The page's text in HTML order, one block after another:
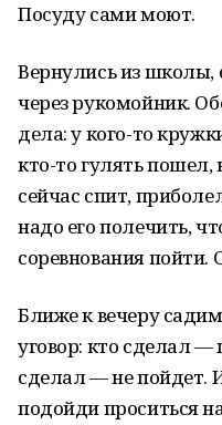
Посуду сами моют.
Вернулись из
через рукомойник.
дела: у кого-то
кто-то гулять пошел,
сейчас спит,
надо его полечить,
соревнования пойти.
Ближе к вечеру
уговор: кто сделал —
сделал — не пойдет.
подойди проситься